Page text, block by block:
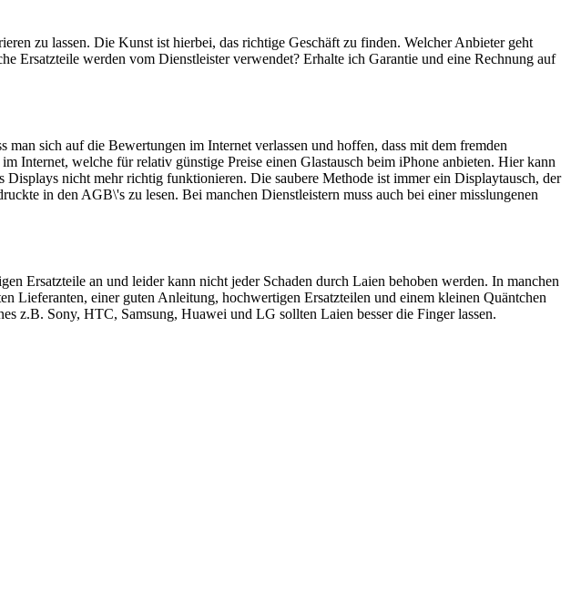
zu lassen. Die Kunst ist hierbei, das richtige Geschäft zu finden. Welcher Anbieter geht
Ersatzteile werden vom Dienstleister verwendet? Erhalte ich Garantie und eine Rechnung auf
sich auf die Bewertungen im Internet verlassen und hoffen, dass mit dem fremden
Internet, welche für relativ günstige Preise einen Glastausch beim iPhone anbieten. Hier kann
nicht mehr richtig funktionieren. Die saubere Methode ist immer ein Displaytausch, der
in den AGB\'s zu lesen. Bei manchen Dienstleistern muss auch bei einer misslungenen
Ersatzteile an und leider kann nicht jeder Schaden durch Laien behoben werden. In manchen
Lieferanten, einer guten Anleitung, hochwertigen Ersatzteilen und einem kleinen Quäntchen
z.B. Sony, HTC, Samsung, Huawei und LG sollten Laien besser die Finger lassen.